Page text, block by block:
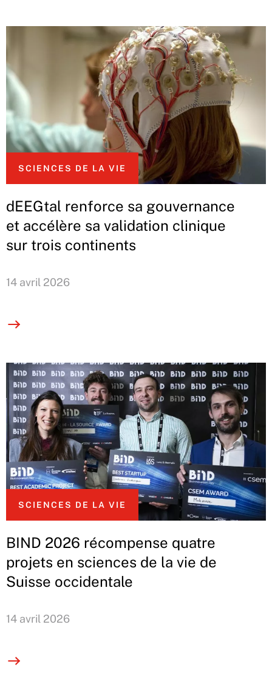
SCIENCES DE LA VIE
dEEGtal renforce sa gouvernance
et accélère sa validation clinique
sur trois continents
14 avril 2026
SCIENCES DE LA VIE
BIND 2026 récompense quatre
projets en sciences de la vie de
Suisse occidentale
14 avril 2026